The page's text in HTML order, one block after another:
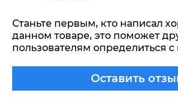
Оставить
Станьте первым, кто написал
данном товаре, это поможет
пользователям определиться